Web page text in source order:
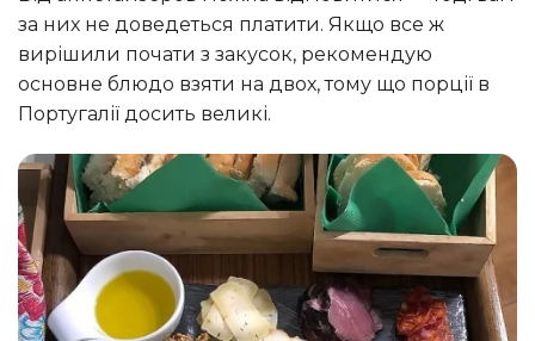
за них не доведеться платити. Якщо все ж
вирішили почати з закусок, рекомендую
основне блюдо взяти на двох, тому що порції в
Португалії досить великі.